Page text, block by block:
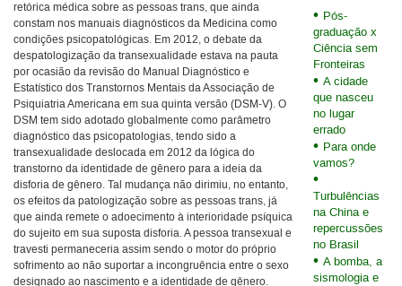
retórica médica sobre as pessoas trans, que ainda
constam nos manuais diagnósticos da Medicina como
condições psicopatológicas. Em 2012, o debate da
despatologização da transexualidade estava na pauta
por ocasião da revisão do Manual Diagnóstico e
Estatístico dos Transtornos Mentais da Associação de
Psiquiatria Americana em sua quinta versão (DSM-V). O
DSM tem sido adotado globalmente como parâmetro
diagnóstico das psicopatologias, tendo sido a
transexualidade deslocada em 2012 da lógica do
transtorno da identidade de gênero para a ideia da
disforia de gênero. Tal mudança não dirimiu, no entanto,
os efeitos da patologização sobre as pessoas trans, já
que ainda remete o adoecimento à interioridade psíquica
do sujeito em sua suposta disforia. A pessoa transexual e
travesti permaneceria assim sendo o motor do próprio
sofrimento ao não suportar a incongruência entre o sexo
designado ao nascimento e a identidade de gênero.
Pós-
graduação x
Ciência sem
Fronteiras
A cidade
que nasceu
no lugar
errado
Para onde
vamos?
Turbulências
na China e
repercussões
no Brasil
A bomba, a
sismologia e